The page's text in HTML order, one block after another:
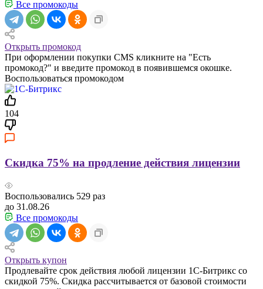
Все промокоды
Открыть промокод
При оформлении покупки CMS кликните на "Есть
промокод?" и введите промокод в появившемся окошке.
Воспользоваться промокодом
104
Скидка 75% на продление действия лицензии
Воспользовались 529 раз
до 31.08.26
Все промокоды
Открыть купон
Продлевайте срок действия любой лицензии 1С-Битрикс со
скидкой 75%. Скидка рассчитывается от базовой стоимости